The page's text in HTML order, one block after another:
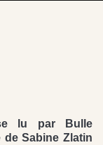
lu par Bulle
Sabine Zlatin